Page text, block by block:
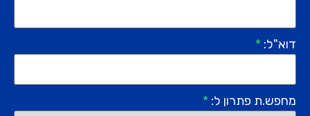
דוא"ל: *
מחפש.ת פתרון ל: *